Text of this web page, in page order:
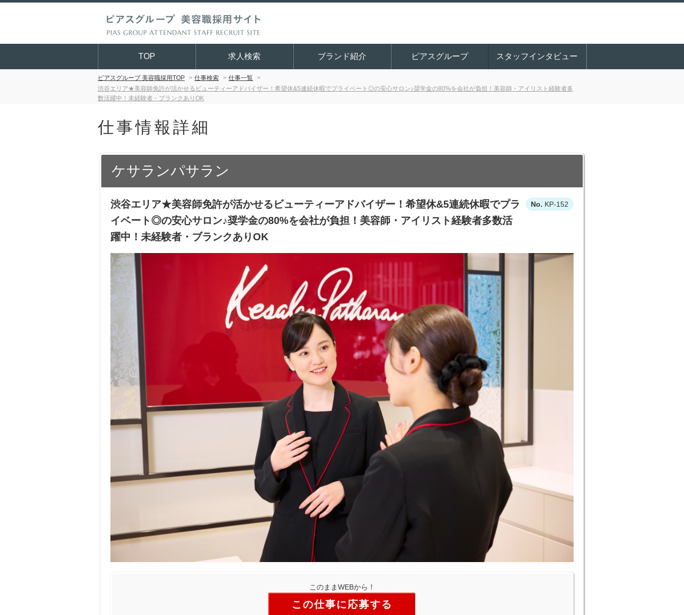
TOP 求人検索 ブランド紹介 ピアスグループ スタッフインタビュー
ピアスグループ 美容職採用TOP 仕事検索
仕事一覧
渋谷エリア★美容師免許が活かせるビューティーアドバイザー！希望休&5連続休暇でプライベート◎の安心サロン♪奨学金の80%を会社が負担！美容師・アイリスト経験者多
数活躍中！未経験者・ブランクありOK
仕事情報詳細
ケサランパサラン
KP-152
渋谷エリア★美容師免許が活かせるビューティーアドバイザー！希望休&5連続休暇でプラ
イベート◎の安心サロン♪奨学金の80%を会社が負担！美容師・アイリスト経験者多数活
躍中！未経験者・ブランクありOK
このままWEBから！
この仕事に応募する